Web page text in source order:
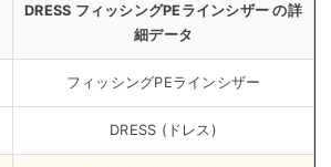
DRESS フィッシングPEラインシザー の詳
細データ
フィッシングPEラインシザー
DRESS (ドレス)